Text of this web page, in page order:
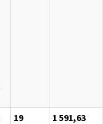
19
1 591,63